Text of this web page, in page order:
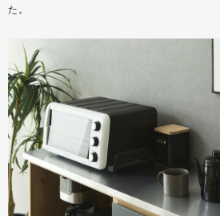
た。